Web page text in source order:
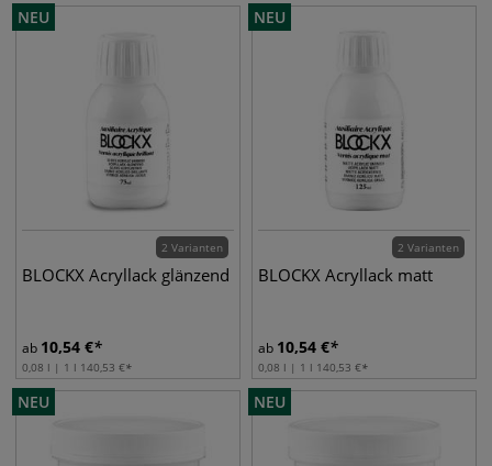
NEU
2 Varianten
BLOCKX Acryllack glänzend
ab 10,54 €
0,08 l | 1 l 140,53 €
NEU
2 Varianten
BLOCKX Acryllack matt
ab 10,54 €
0,08 l | 1 l 140,53 €
NEU NEU